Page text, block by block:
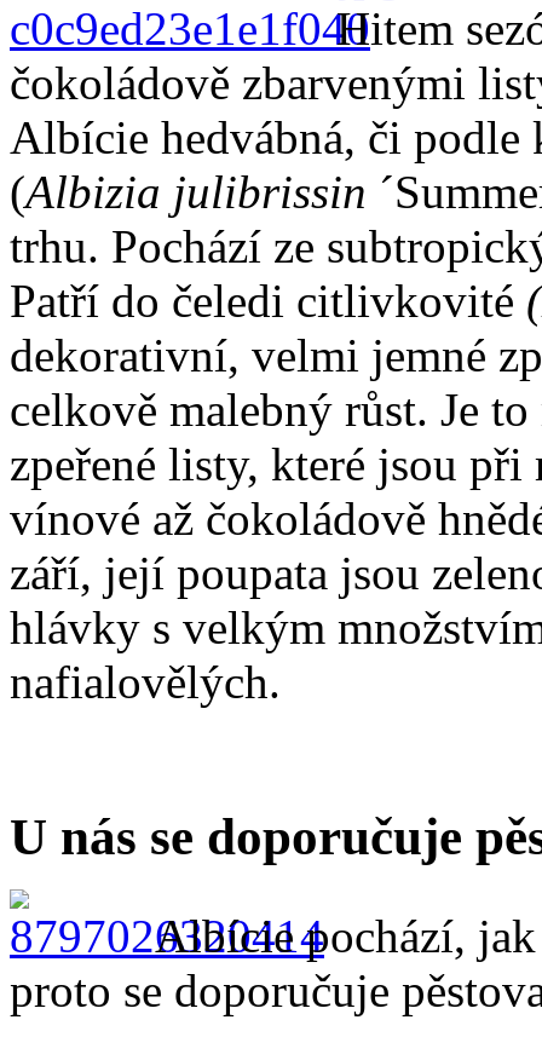
Hitem
čokoládově zbarvenými
Albície hedvábná, či podle
(Albizia julibrissin
trhu. Pochází ze
Patří do čeledi citlivkovité
dekorativní, velmi jemné
celkově malebný růst. Je
zpeřené listy, které jsou
vínové až čokoládově
září, její poupata jsou
hlávky s velkým
nafialovělých.
U nás se doporučuje
Albície pochází,
proto se doporučuje